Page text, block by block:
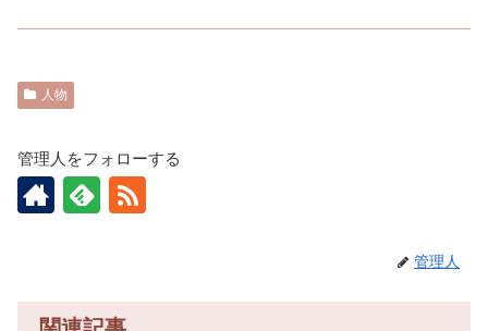
人物
管理人をフォローする
管理人